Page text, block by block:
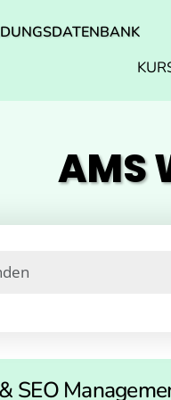
AMS
SEO